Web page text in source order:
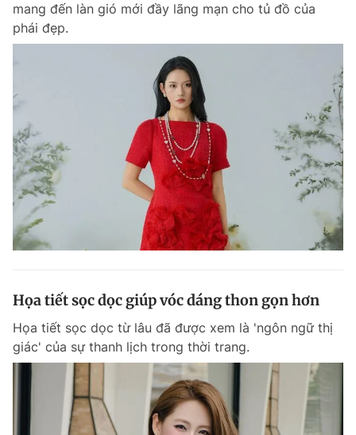
mang đến làn gió mới đầy lãng mạn cho tủ đồ của
phái đẹp.
Họa tiết sọc dọc giúp vóc dáng thon gọn hơn
Họa tiết sọc dọc từ lâu đã được xem là 'ngôn ngữ thị
giác' của sự thanh lịch trong thời trang.